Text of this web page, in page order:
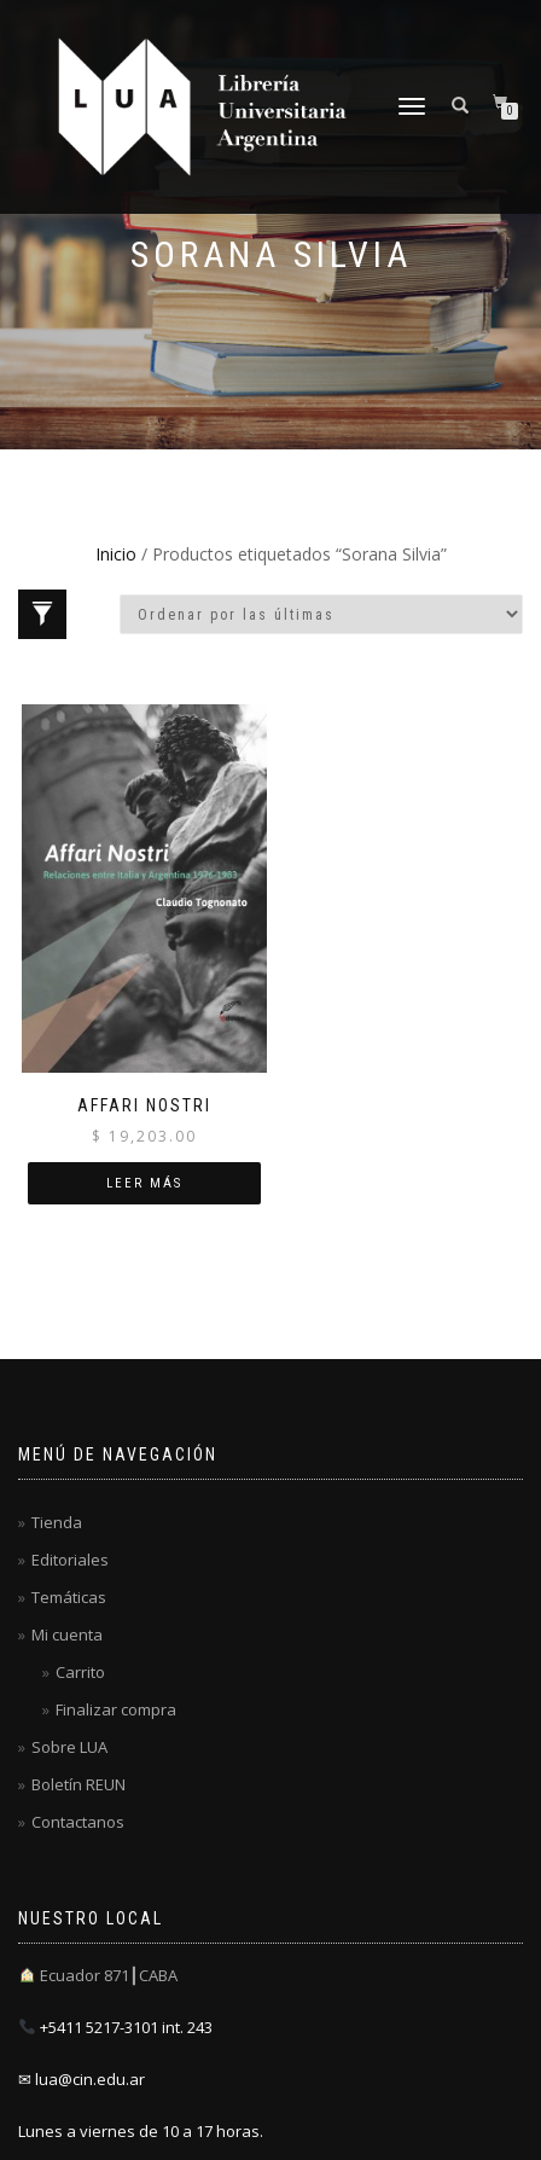
NAVEGACIÓN
0
SORANA SILVIA
Inicio / Productos etiquetados “Sorana Silvia”
AFFARI NOSTRI
$ 19,203.00
LEER MÁS
MENÚ DE NAVEGACIÓN
Tienda
Editoriales
Temáticas
Mi cuenta
Carrito
Finalizar compra
Sobre LUA
Boletín REUN
Contactanos
NUESTRO LOCAL
Ecuador 871┃CABA
+5411 5217-3101 int. 243
✉ lua@cin.edu.ar
Lunes a viernes de 10 a 17 horas.